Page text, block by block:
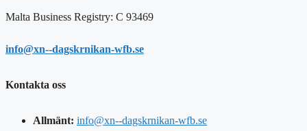
Malta Business Registry: C 93469
info@xn--dagskrnikan-wfb.se
Kontakta oss
Allmänt: info@xn--dagskrnikan-wfb.se